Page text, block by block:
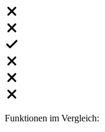
Funktionen im Vergleich: